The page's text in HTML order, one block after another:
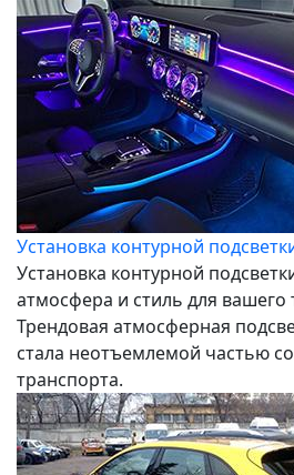
Установка контурной
Установка контурной
атмосфера и стиль для вашего
Трендовая атмосферная
стала неотъемлемой частью
транспорта.